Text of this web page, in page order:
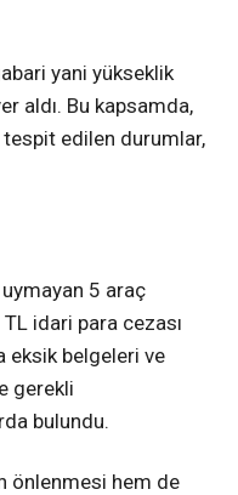
yani yükseklik
aldı. Bu kapsamda,
tespit edilen durumlar,
5 araç
idari para cezası
eksik belgeleri ve
gerekli
bulundu.
önlenmesi hem de